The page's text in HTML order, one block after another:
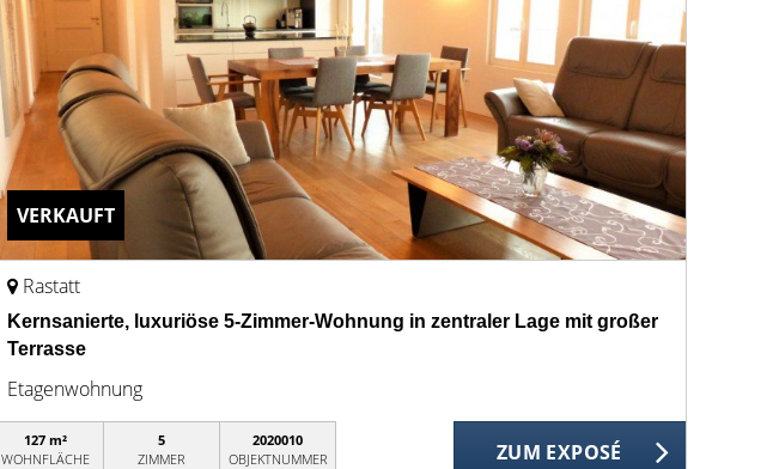
VERKAUFT
Rastatt
Kernsanierte, luxuriöse 5-Zimmer-Wohnung in zentraler Lage mit großer
Terrasse
Etagenwohnung
127 m²
WOHNFLÄCHE
5
ZIMMER
2020010
OBJEKTNUMMER
ZUM EXPOSÉ